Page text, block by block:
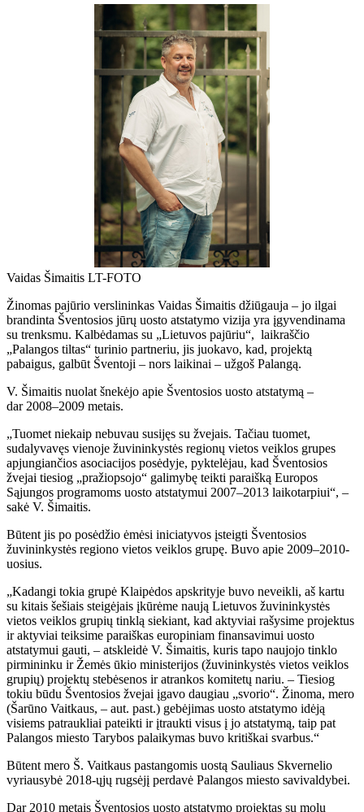
Vaidas Šimaitis LT-FOTO
Žinomas pajūrio verslininkas Vaidas Šimaitis džiūgauja – jo ilgai
brandinta Šventosios jūrų uosto atstatymo vizija yra įgyvendinama
su trenksmu. Kalbėdamas su „Lietuvos pajūriu“, laikraščio
„Palangos tiltas“ turinio partneriu, jis juokavo, kad, projektą
pabaigus, galbūt Šventoji – nors laikinai – užgoš Palangą.
V. Šimaitis nuolat šnekėjo apie Šventosios uosto atstatymą –
dar 2008–2009 metais.
„Tuomet niekaip nebuvau susijęs su žvejais. Tačiau tuomet,
sudalyvavęs vienoje žuvininkystės regionų vietos veiklos grupes
apjungiančios asociacijos posėdyje, pyktelėjau, kad Šventosios
žvejai tiesiog „pražiopsojo“ galimybę teikti paraišką Europos
Sąjungos programoms uosto atstatymui 2007–2013 laikotarpiui“, –
sakė V. Šimaitis.
Būtent jis po posėdžio ėmėsi iniciatyvos įsteigti Šventosios
žuvininkystės regiono vietos veiklos grupę. Buvo apie 2009–2010-
uosius.
„Kadangi tokia grupė Klaipėdos apskrityje buvo neveikli, aš kartu
su kitais šešiais steigėjais įkūrėme naują Lietuvos žuvininkystės
vietos veiklos grupių tinklą siekiant, kad aktyviai rašysime projektus
ir aktyviai teiksime paraiškas europiniam finansavimui uosto
atstatymui gauti, – atskleidė V. Šimaitis, kuris tapo naujojo tinklo
pirmininku ir Žemės ūkio ministerijos (žuvininkystės vietos veiklos
grupių) projektų stebėsenos ir atrankos komitetų nariu. – Tiesiog
tokiu būdu Šventosios žvejai įgavo daugiau „svorio“. Žinoma, mero
(Šarūno Vaitkaus, – aut. past.) gebėjimas uosto atstatymo idėją
visiems patraukliai pateikti ir įtraukti visus į jo atstatymą, taip pat
Palangos miesto Tarybos palaikymas buvo kritiškai svarbus.“
Būtent mero Š. Vaitkaus pastangomis uostą Sauliaus Skvernelio
vyriausybė 2018-ųjų rugsėjį perdavė Palangos miesto savivaldybei.
Dar 2010 metais Šventosios uosto atstatymo projektas su molų